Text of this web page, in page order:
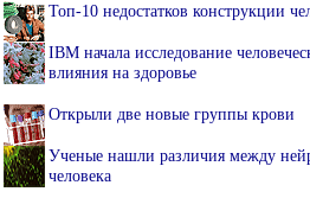
Топ-10 недостатков конструкции
IBM начала исследование
влияния на здоровье
Открыли две новые группы крови
Ученые нашли различия между
человека